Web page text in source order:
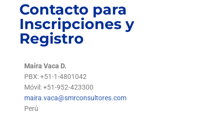
Contacto para
Inscripciones y
Registro
Maira Vaca D.
PBX: +51-1-4801042
Móvil: +51-952-423300
maira.vaca@smrconsultores.com
Perú